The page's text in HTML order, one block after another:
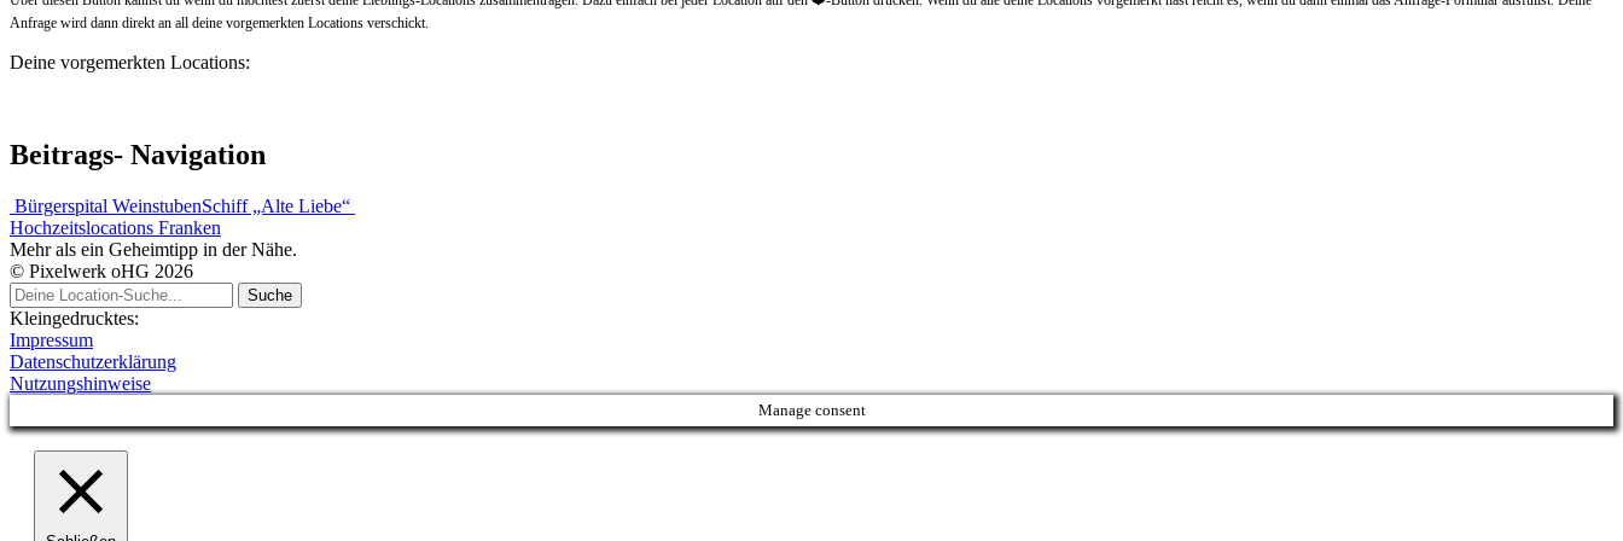
Anfrage wird dann direkt an all deine vorgemerkten Locations verschickt.
Deine vorgemerkten Locations:
Beitrags- Navigation
Bürgerspital WeinstubenSchiff „Alte Liebe“
Hochzeitslocations Franken
Mehr als ein Geheimtipp in der Nähe.
© Pixelwerk oHG 2026
Kleingedrucktes:
Impressum
Datenschutzerklärung
Nutzungshinweise
Manage consent